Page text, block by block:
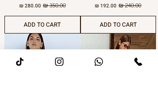
מחיר רגיל‏240.00 ‏₪ מחיר מבצע
ADD TO CART
מחיר רגיל‏350.00 ‏₪ מחיר מבצע‏280.00 ‏₪
ADD TO CART